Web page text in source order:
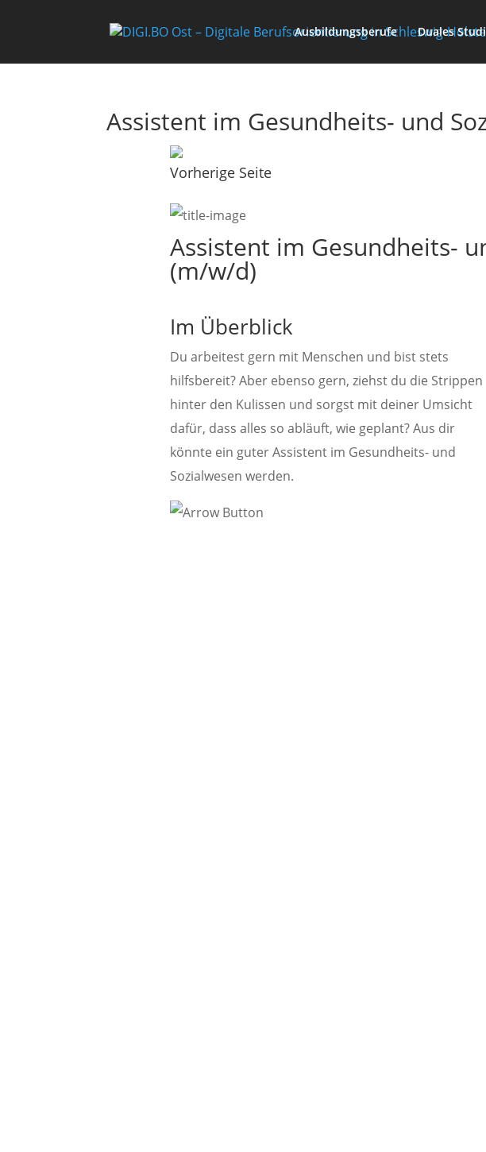
Ausbildungsberufe Duales
Assistent im Gesundheits- und
Vorherige Seite
Assistent im Gesundheits-
(m/w/d)
Im Überblick
Du arbeitest gern mit Menschen und bist stets
hilfsbereit? Aber ebenso gern, ziehst du die Strippen
hinter den Kulissen und sorgst mit deiner Umsicht
dafür, dass alles so abläuft, wie geplant? Aus dir
könnte ein guter Assistent im Gesundheits- und
Sozialwesen werden.